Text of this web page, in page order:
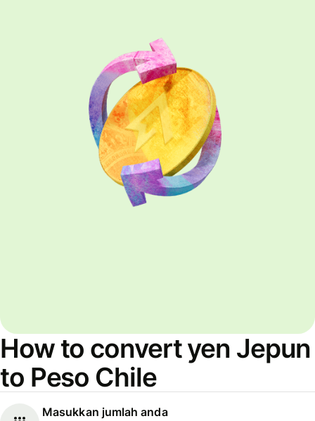
How to convert yen Jepun
to Peso Chile
Masukkan jumlah anda